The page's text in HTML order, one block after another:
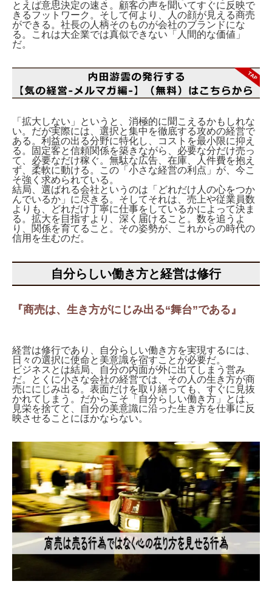
とえば意思決定の速さ。顧客の声を聞いてすぐに反映で
きるフットワーク。そして何より、人の顔が見える商売
ができる。社長の人柄そのものが会社のブランドにな
る。これは大企業では真似できない「人間的な価値」
だ。
「拡大しない」というと、消極的に聞こえるかもしれな
い。だが実際には、選択と集中を徹底する攻めの経営で
ある。利益の出る分野に特化し、コストを最小限に抑え
る。固定客と信頼関係を築きながら、必要な分だけ売っ
て、必要なだけ稼ぐ。無駄な広告、在庫、人件費を抱え
ず、柔軟に動ける。この「小さな経営の利点」が、今こ
そ強く求められている。
結局、選ばれる会社というのは「どれだけ人の心をつか
んでいるか」に尽きる。そしてそれは、売上や従業員数
よりも、どれだけ丁寧に仕事をしているかによって決ま
る。拡大を目指すより、深く届けること。数を追うよ
り、関係を育てること。その姿勢が、これからの時代の
信用を生むのだ。
自分らしい働き方と経営は修行
『商売は、生き方がにじみ出る“舞台”である』
経営は修行であり、自分らしい働き方を実現するには、
日々の選択に使命と美意識を宿すことが必要だ。
ビジネスとは結局、自分の内面が外に出てしまう営み
だ。とくに小さな会社の経営では、その人の生き方が商
売ににじみ出る。表面だけを取り繕っても、すぐに見抜
かれてしまう。だからこそ「自分らしい働き方」とは、
見栄を捨てて、自分の美意識に沿った生き方を仕事に反
映させることにほかならない。